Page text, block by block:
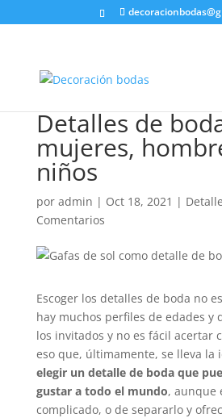
Detalles de
mujeres,
niños
por admin | Oct 18, 2021 |
Comentarios
Escoger los detalles de boda no
hay muchos perfiles de edades y
los invitados y no es fácil acertar
eso que, últimamente, se lleva la
elegir un detalle de boda que
gustar a todo el mundo, aunque
complicado, o de separarlo y